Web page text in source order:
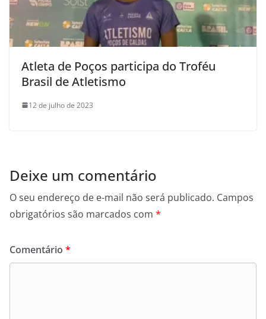
Atleta de Poços participa do Troféu
Brasil de Atletismo
12 de julho de 2023
Deixe um comentário
O seu endereço de e-mail não será publicado. Campos
obrigatórios são marcados com *
Comentário *